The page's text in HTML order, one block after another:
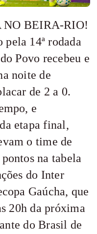
BEIRA-RIO!
14ª rodada
Povo recebeu e
noite de
de 2 a 0.
e
etapa final,
o time de
na tabela
do Inter
Gaúcha, que
20h da próxima
do Brasil de